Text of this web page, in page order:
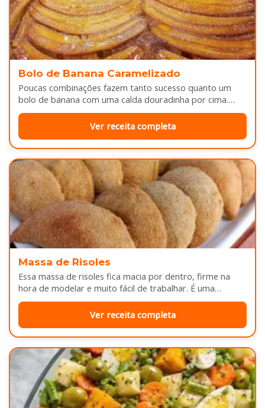
Bolo de Banana Caramelizado
Poucas combinações fazem tanto sucesso quanto um
bolo de banana com uma calda douradinha por cima.
Enquanto assa, aquele cheirinho…
Ver receita completa
Massa de Risoles
Essa massa de risoles fica macia por dentro, firme na
hora de modelar e muito fácil de trabalhar. É uma…
Ver receita completa